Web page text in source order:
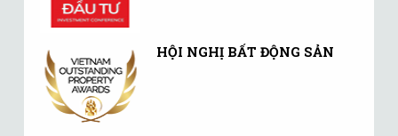
HỘI NGHỊ BẤT ĐỘNG SẢN